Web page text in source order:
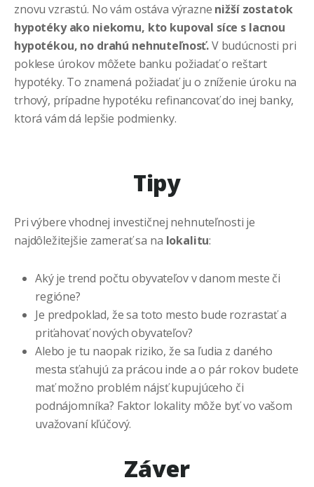
znovu vzrastú. No vám ostáva výrazne nižší zostatok
hypotéky ako niekomu, kto kupoval síce s lacnou
hypotékou, no drahú nehnuteľnosť.V budúcnosti pri
poklese úrokov môžete banku požiadať o reštart
hypotéky. To znamená požiadať ju o zníženie úroku na
trhový, prípadne hypotéku refinancovať do inej banky,
ktorá vám dá lepšie podmienky.
Tipy
Pri výbere vhodnej investičnej nehnuteľnosti je
najdôležitejšie zamerať sa na lokalitu:
Aký je trend počtu obyvateľov v danom meste či
regióne?
Je predpoklad, že sa toto mesto bude rozrastať a
priťahovať nových obyvateľov?
Alebo je tu naopak riziko, že sa ľudia z daného
mesta sťahujú za prácou inde a o pár rokov budete
mať možno problém nájsť kupujúceho či
podnájomníka? Faktor lokality môže byť vo vašom
uvažovaní kľúčový.
Záver